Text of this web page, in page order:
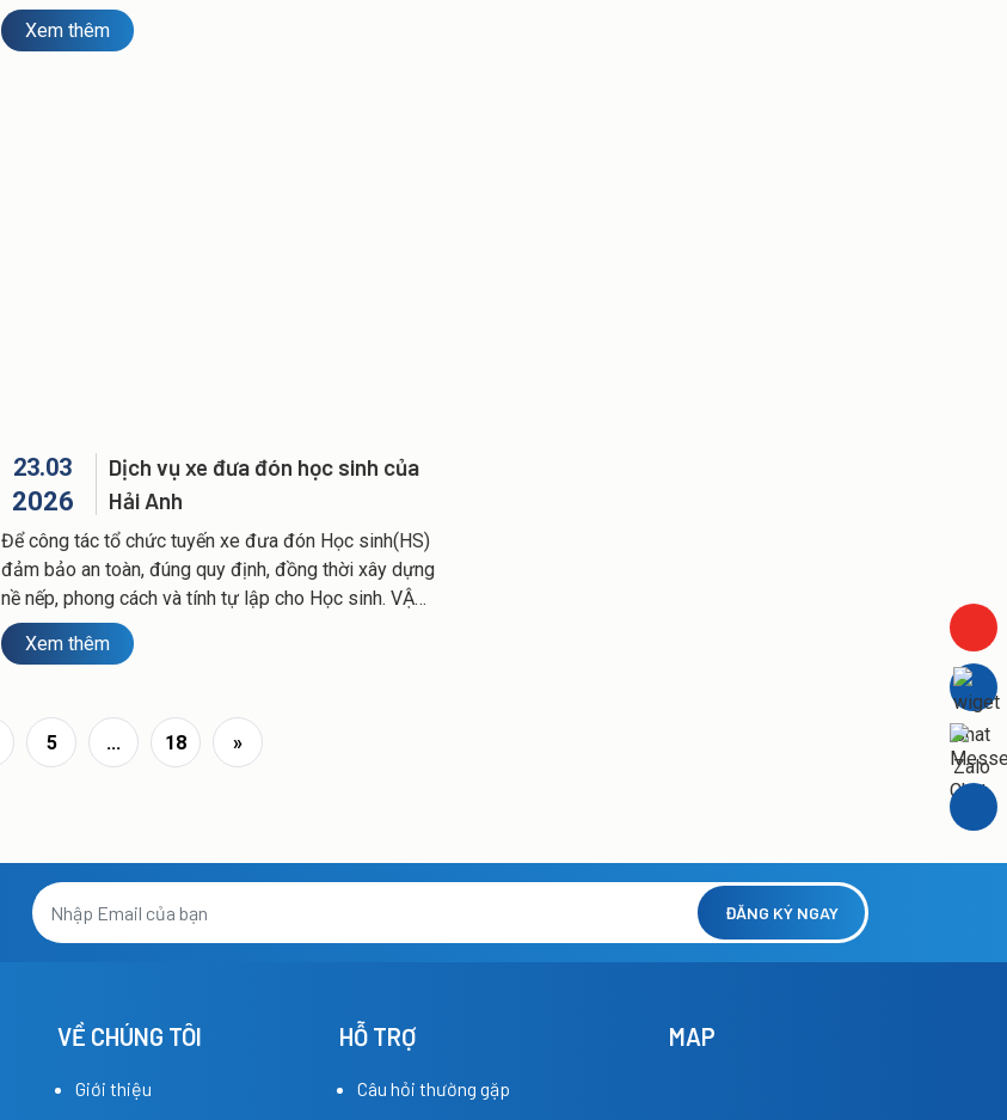
mới nhưng nếu bạn còn lo lắng và tìm kiếm về
#thuê_xe_du_lich_Hải_Phòng - cần phương tiện ôtô
Xem thêm
23.03
2026
Dịch vụ xe đưa đón học sinh của
Hải Anh
Để công tác tổ chức tuyến xe đưa đón Học sinh(HS)
đảm bảo an toàn, đúng quy định, đồng thời xây dựng
nề nếp, phong cách và tính tự lập cho Học sinh. VẬN
TẢI HẢI ANH xin gửi tới Học sinh ( HS ), cha Mẹ học
sinh ( CMHS ) có con đi xe ô tô tuyến các nội dung
hợp tốt nhất với Cán bộ (CB) xe, với nhà trường để
thực hiện đúng quy định
Xem thêm
5 ... 18 »
ĐĂNG KÝ NGAY
VỀ CHÚNG TÔI
Giới thiệu
HỖ TRỢ
Câu hỏi thường gặp
MAP